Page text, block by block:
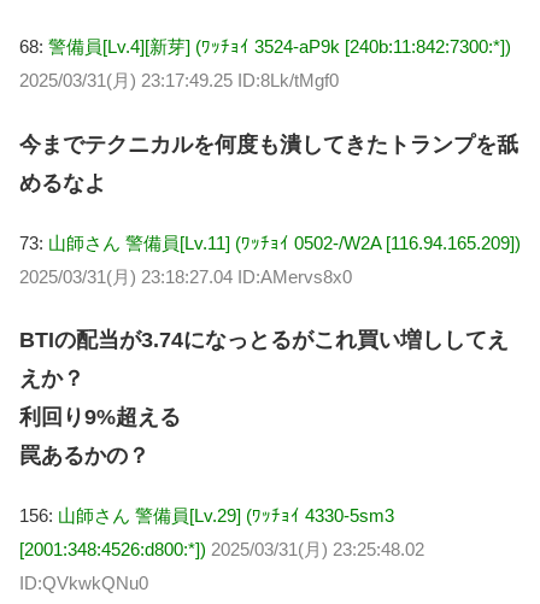
68: 警備員[Lv.4][新芽] (ﾜｯﾁｮｲ 3524-aP9k [240b:11:842:7300:*])
2025/03/31(月) 23:17:49.25 ID:8Lk/tMgf0
今までテクニカルを何度も潰してきたトランプを舐
めるなよ
73: 山師さん 警備員[Lv.11] (ﾜｯﾁｮｲ 0502-/W2A [116.94.165.209])
2025/03/31(月) 23:18:27.04 ID:AMervs8x0
BTIの配当が3.74になっとるがこれ買い増ししてえ
えか？
利回り9%超える
罠あるかの？
156: 山師さん 警備員[Lv.29] (ﾜｯﾁｮｲ 4330-5sm3
[2001:348:4526:d800:*]) 2025/03/31(月) 23:25:48.02
ID:QVkwkQNu0